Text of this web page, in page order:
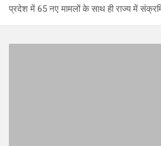
प्रदेश में 65 नए मामलों के साथ ही राज्य में